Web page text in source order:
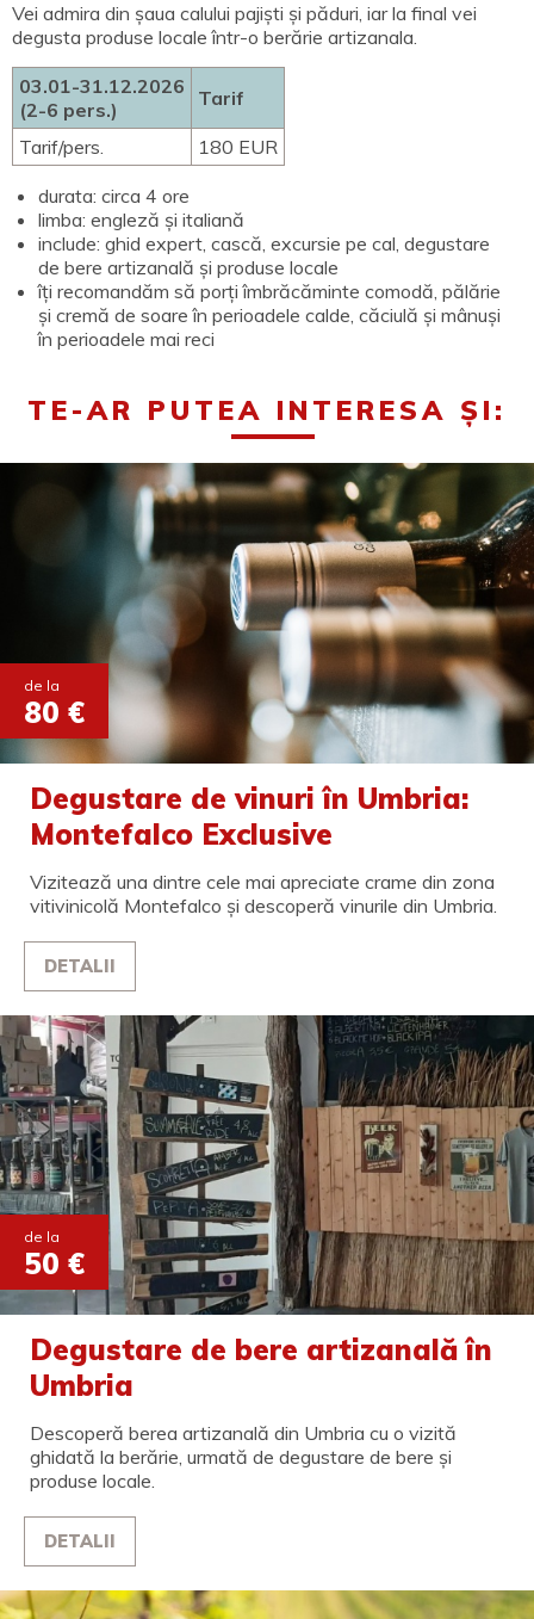
Vei admira din șaua calului pajiști și păduri, iar la final vei
degusta produse locale într-o berărie artizanala.
03.01-31.12.2026
(2-6 pers.)
Tarif
Tarif/pers. 180 EUR
durata: circa 4 ore
limba: engleză și italiană
include: ghid expert, cască, excursie pe cal, degustare
de bere artizanală și produse locale
îți recomandăm să porți îmbrăcăminte comodă, pălărie
și cremă de soare în perioadele calde, căciulă și mânuși
în perioadele mai reci
TE-AR PUTEA INTERESA ȘI:
de la
80 €
Degustare de vinuri în Umbria:
Montefalco Exclusive
Vizitează una dintre cele mai apreciate crame din zona
vitivinicolă Montefalco și descoperă vinurile din Umbria.
DETALII
de la
50 €
Degustare de bere artizanală în
Umbria
Descoperă berea artizanală din Umbria cu o vizită
ghidată la berărie, urmată de degustare de bere și
produse locale.
DETALII